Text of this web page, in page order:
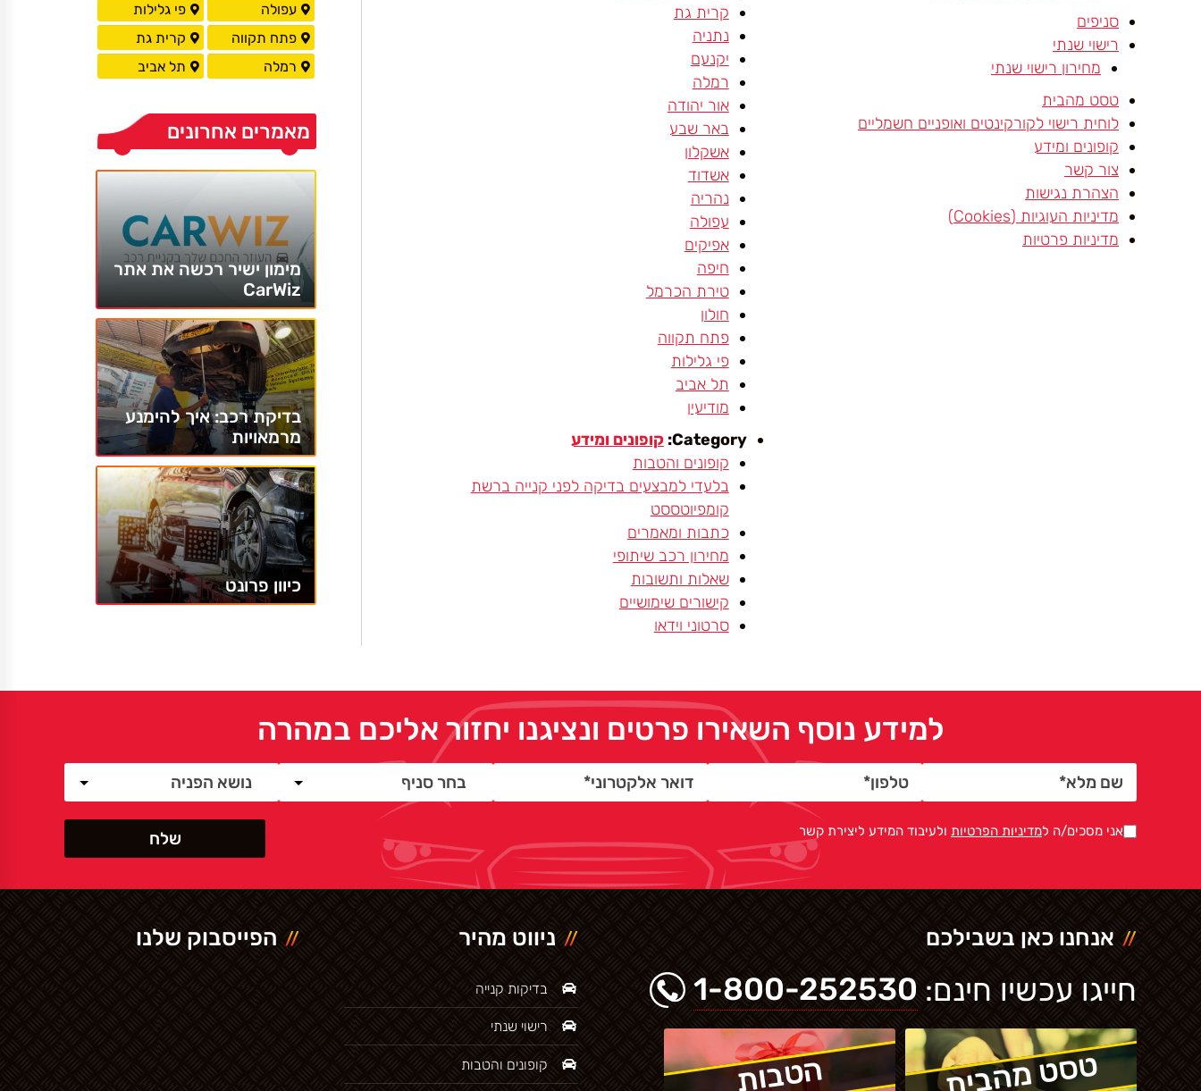
סניפים
רישוי שנתי
מחירון רישוי שנתי
טסט מהבית
לוחית רישוי לקורקינטים ואופניים חשמליים
קופונים ומידע
צור קשר
הצהרת נגישות
מדיניות העוגיות (Cookies)
מדיניות פרטיות
קרית גת
נתניה
יקנעם
רמלה
אור יהודה
באר שבע
אשקלון
אשדוד
נהריה
עפולה
אפיקים
חיפה
טירת הכרמל
חולון
פתח תקווה
פי גלילות
תל אביב
מודיעין
Category: קופונים ומידע
קופונים והטבות
בלעדי למבצעים בדיקה לפני קנייה ברשת
קומפיוטססט
כתבות ומאמרים
מחירון רכב שיתופי
שאלות ותשובות
קישורים שימושיים
סרטוני וידאו
עפולה
פי גלילות
פתח תקווה
קרית גת
רמלה
תל אביב
מאמרים אחרונים
מימון ישיר רכשה את אתר
CarWiz
בדיקת רכב: איך להימנע
מרמאויות
כיוון פרונט
למידע נוסף השאירו פרטים ונציגנו יחזור אליכם במהרה
אני מסכים/ה למדיניות הפרטיות ולעיבוד המידע ליצירת קשר
אנחנו כאן בשבילכם
חייגו עכשיו חינם: 1-800-252530
טסט מהבית הטבות
ניווט מהיר
בדיקות קנייה
רישוי שנתי
קופונים והטבות
הפייסבוק שלנו